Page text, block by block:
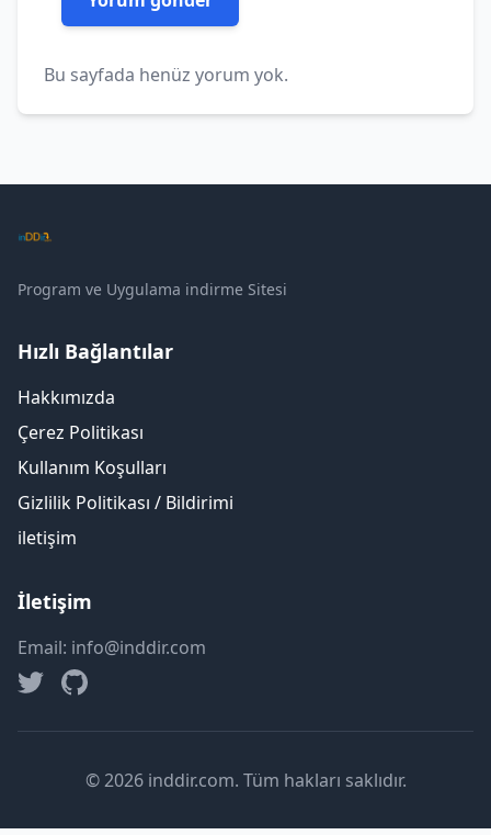
Bu sayfada henüz yorum yok.
Program ve Uygulama indirme Sitesi
Hızlı Bağlantılar
Hakkımızda
Çerez Politikası
Kullanım Koşulları
Gizlilik Politikası / Bildirimi
iletişim
İletişim
Email: info@inddir.com
© 2026 inddir.com. Tüm hakları saklıdır.